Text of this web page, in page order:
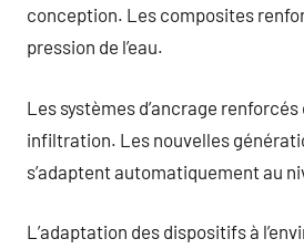
conception. Les composites
pression de l’eau.
Les systèmes d’ancrage
infiltration. Les nouvelles
s’adaptent automatiquement au
L’adaptation des dispositifs à